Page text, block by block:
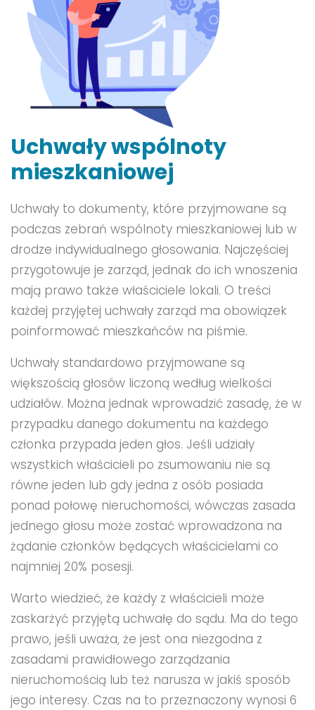
Uchwały wspólnoty
mieszkaniowej
Uchwały to dokumenty, które przyjmowane są
podczas zebrań wspólnoty mieszkaniowej lub w
drodze indywidualnego głosowania. Najczęściej
przygotowuje je zarząd, jednak do ich wnoszenia
mają prawo także właściciele lokali. O treści
każdej przyjętej uchwały zarząd ma obowiązek
poinformować mieszkańców na piśmie.
Uchwały standardowo przyjmowane są
większością głosów liczoną według wielkości
udziałów. Można jednak wprowadzić zasadę, że w
przypadku danego dokumentu na każdego
członka przypada jeden głos. Jeśli udziały
wszystkich właścicieli po zsumowaniu nie są
równe jeden lub gdy jedna z osób posiada
ponad połowę nieruchomości, wówczas zasada
jednego głosu może zostać wprowadzona na
żądanie członków będących właścicielami co
najmniej 20% posesji.
Warto wiedzieć, że każdy z właścicieli może
zaskarżyć przyjętą uchwałę do sądu. Ma do tego
prawo, jeśli uważa, że jest ona niezgodna z
zasadami prawidłowego zarządzania
nieruchomością lub też narusza w jakiś sposób
jego interesy. Czas na to przeznaczony wynosi 6